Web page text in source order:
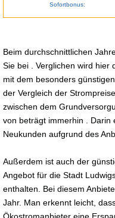
Sofortbonus:
Beim durchschnittlichen
Sie bei . Verglichen wird hier
mit dem besonders
der Vergleich der
zwischen dem
von beträgt immerhin . Darin
Neukunden aufgrund des
Außerdem ist auch der
Angebot für die Stadt
enthalten. Bei diesem
Jahr. Man erkennt leicht,
Ökostromanbieter eine